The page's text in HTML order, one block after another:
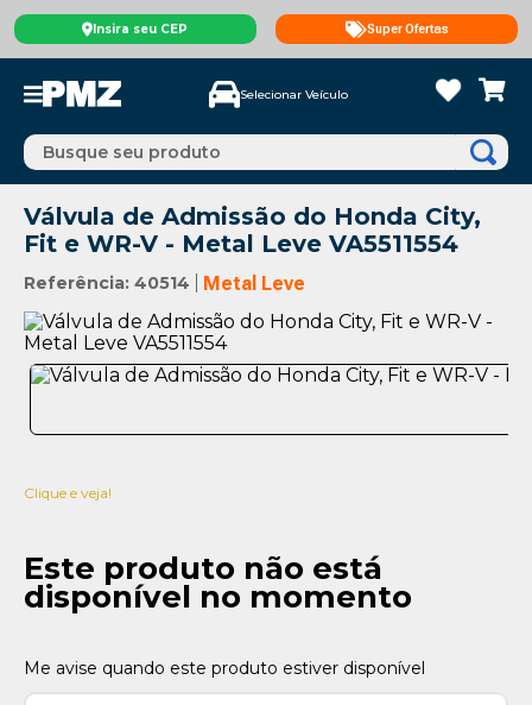
Insira seu CEP Super Ofertas
Selecionar Veículo
Busque seu produto
Válvula de Admissão do Honda City,
Fit e WR-V - Metal Leve VA5511554
Referência: 40514 Metal Leve
Clique e veja!
Este produto não está
disponível no momento